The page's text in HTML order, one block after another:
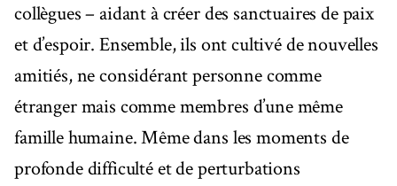
collègues – aidant à créer des sanctuaires de paix
et d’espoir. Ensemble, ils ont cultivé de nouvelles
amitiés, ne considérant personne comme
étranger mais comme membres d’une même
famille humaine. Même dans les moments de
profonde difficulté et de perturbations